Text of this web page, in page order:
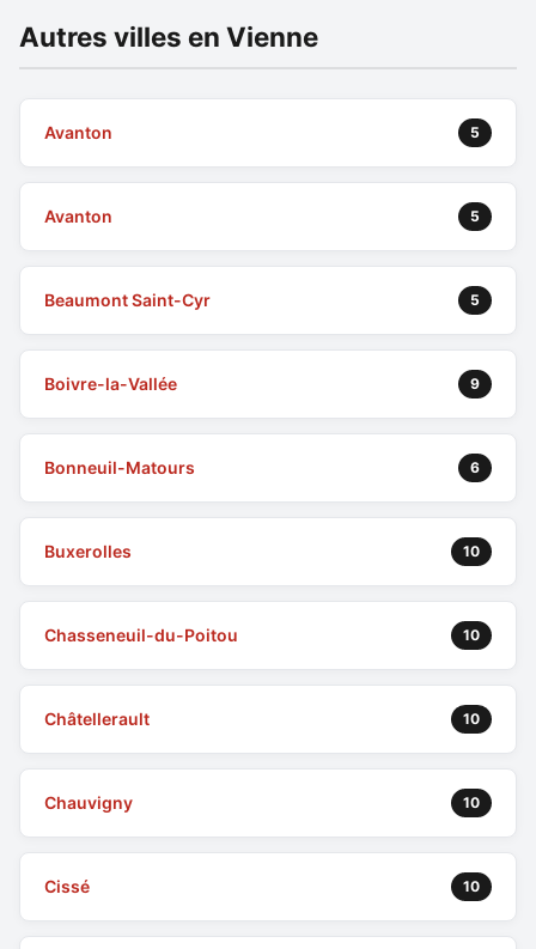
Autres villes en Vienne
Avanton 5
Avanton 5
Beaumont Saint-Cyr 5
Boivre-la-Vallée 9
Bonneuil-Matours 6
Buxerolles 10
Chasseneuil-du-Poitou 10
Châtellerault 10
Chauvigny 10
Cissé 10